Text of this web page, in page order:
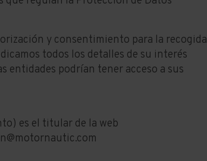
y consentimiento para la recogida
todos los detalles de su interés
entidades podrían tener acceso a sus
es el titular de la web